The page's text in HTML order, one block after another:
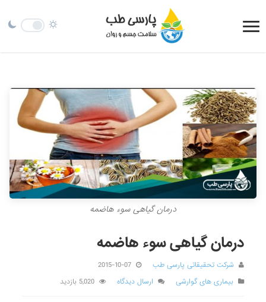
درمان گیاهی سوء هاضمه
درمان گیاهی سوء هاضمه
شرکت تحقیقاتی پارسی طب
2015-10-07
بیماری های گوارشی
ارسال دیدگاه 5,020 بازدید